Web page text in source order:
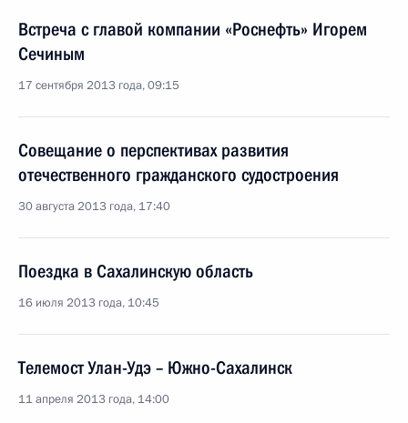
Встреча с главой компании «Роснефть» Игорем
Сечиным
17 сентября 2013 года, 09:15
Совещание о перспективах развития
отечественного гражданского судостроения
30 августа 2013 года, 17:40
Поездка в Сахалинскую область
16 июля 2013 года, 10:45
Телемост Улан-Удэ – Южно-Сахалинск
11 апреля 2013 года, 14:00